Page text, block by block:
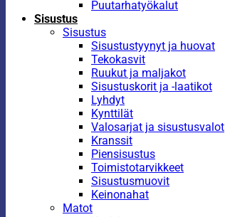
Puutarhatyökalut
Sisustus
Sisustus
Sisustustyynyt ja huovat
Tekokasvit
Ruukut ja maljakot
Sisustuskorit ja -laatikot
Lyhdyt
Kynttilät
Valosarjat ja sisustusvalot
Kranssit
Piensisustus
Toimistotarvikkeet
Sisustusmuovit
Keinonahat
Matot